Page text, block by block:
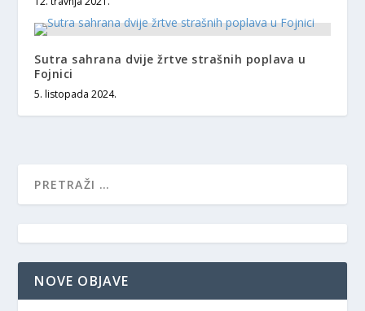
Sutra sahrana dvije žrtve strašnih poplava u
Fojnici
5. listopada 2024.
NOVE OBJAVE